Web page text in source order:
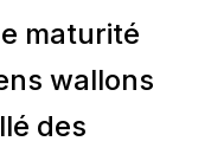
maturité
wallons
des